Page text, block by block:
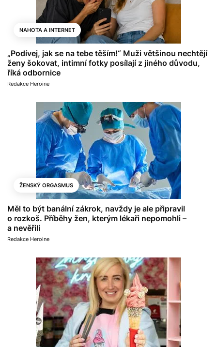
NAHOTA A INTERNET
„Podívej, jak se na tebe těším!“ Muži většinou nechtějí
ženy šokovat, intimní fotky posílají z jiného důvodu,
říká odbornice
Redakce Heroine
ŽENSKÝ ORGASMUS
Měl to být banální zákrok, navždy je ale připravil
o rozkoš. Příběhy žen, kterým lékaři nepomohli –
a nevěřili
Redakce Heroine